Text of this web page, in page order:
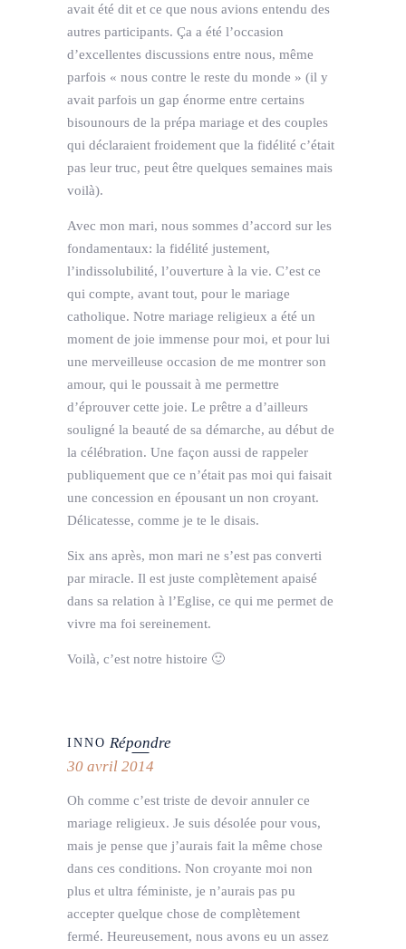
avait été dit et ce que nous avions entendu des
autres participants. Ça a été l’occasion
d’excellentes discussions entre nous, même
parfois « nous contre le reste du monde » (il y
avait parfois un gap énorme entre certains
bisounours de la prépa mariage et des couples
qui déclaraient froidement que la fidélité c’était
pas leur truc, peut être quelques semaines mais
voilà).
Avec mon mari, nous sommes d’accord sur les
fondamentaux: la fidélité justement,
l’indissolubilité, l’ouverture à la vie. C’est ce
qui compte, avant tout, pour le mariage
catholique. Notre mariage religieux a été un
moment de joie immense pour moi, et pour lui
une merveilleuse occasion de me montrer son
amour, qui le poussait à me permettre
d’éprouver cette joie. Le prêtre a d’ailleurs
souligné la beauté de sa démarche, au début de
la célébration. Une façon aussi de rappeler
publiquement que ce n’était pas moi qui faisait
une concession en épousant un non croyant.
Délicatesse, comme je te le disais.
Six ans après, mon mari ne s’est pas converti
par miracle. Il est juste complètement apaisé
dans sa relation à l’Eglise, ce qui me permet de
vivre ma foi sereinement.
Voilà, c’est notre histoire 🙂
INNO Répondre
30 avril 2014
Oh comme c’est triste de devoir annuler ce
mariage religieux. Je suis désolée pour vous,
mais je pense que j’aurais fait la même chose
dans ces conditions. Non croyante moi non
plus et ultra féministe, je n’aurais pas pu
accepter quelque chose de complètement
fermé. Heureusement, nous avons eu un assez